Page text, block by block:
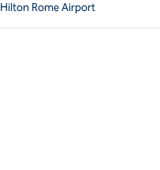
Hilton Rome Airport